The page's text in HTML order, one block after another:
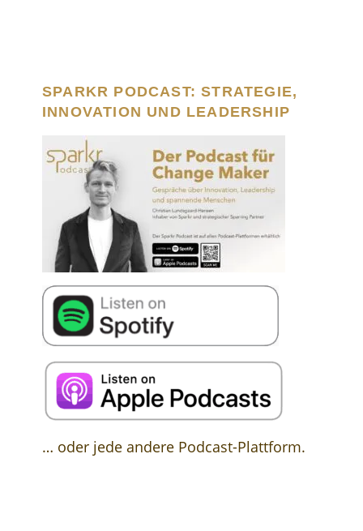
SPARKR PODCAST: STRATEGIE,
INNOVATION UND LEADERSHIP
… oder jede andere Podcast-Plattform.